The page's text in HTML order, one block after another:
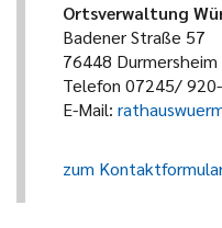
Ortsverwaltung
Badener Straße 57
76448 Durmersheim
Telefon 07245/
E-Mail:
zum